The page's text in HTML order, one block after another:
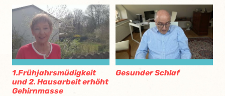
1.Frühjahrsmüdigkeit
und 2. Hausarbeit erhöht
Gehirnmasse
Gesunder Schlaf